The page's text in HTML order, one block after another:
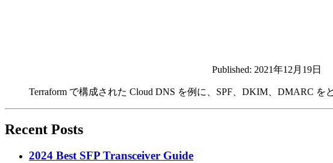
Published: 2021年12月19日
Terraform で構成された Cloud DNS を例に、SPF、DKIM、DMARC
Recent Posts
2024 Best SFP Transceiver Guide